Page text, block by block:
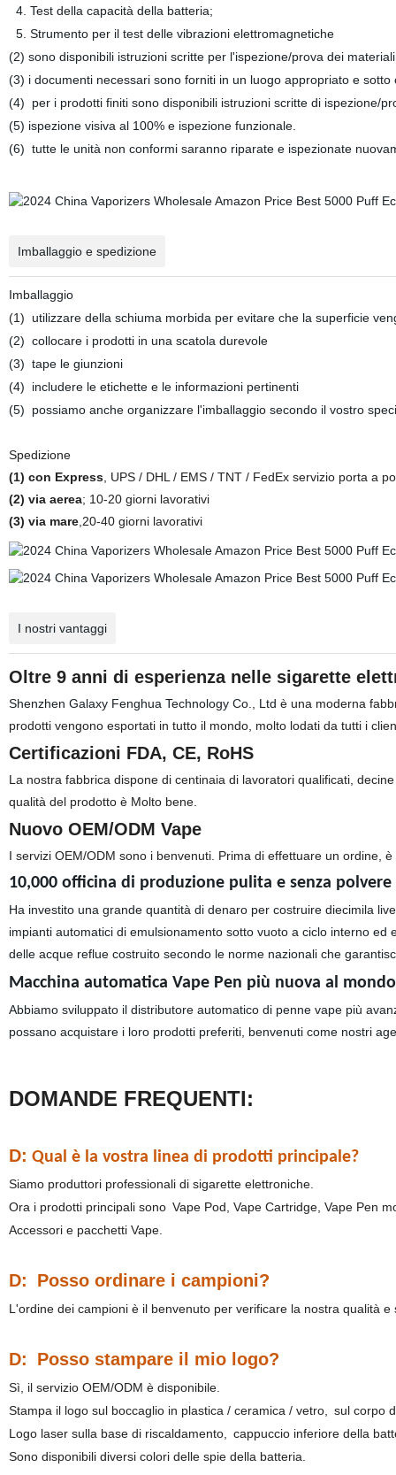
4. Test della capacità della batteria;
5. Strumento per il test delle vibrazioni elettromagnetiche
(2) sono disponibili istruzioni scritte per l'ispezione/prova dei
(3) i documenti necessari sono forniti in un luogo appropriato e sotto
(4)
per i prodotti finiti sono disponibili istruzioni scritte di ispezione/
(5) ispezione visiva al 100% e ispezione funzionale.
(6) tutte le unità non conformi saranno riparate e ispezionate
Imballaggio e spedizione
Imballaggio
(1)
utilizzare della schiuma morbida per evitare che la superficie
(2) collocare i prodotti in una scatola durevole
(3) tape le giunzioni
(4)
includere le etichette e le informazioni pertinenti
(5)
possiamo anche organizzare l'imballaggio secondo il vostro
Spedizione
(1) con Express, UPS / DHL / EMS / TNT / FedEx servizio porta a
(2) via aerea; 10-20 giorni lavorativi
(3) via mare,20-40 giorni lavorativi
I nostri vantaggi
Oltre 9 anni di esperienza nelle sigarette
Shenzhen Galaxy Fenghua Technology Co., Ltd è una moderna
prodotti vengono esportati in tutto il mondo, molto lodati da tutti i
Certificazioni FDA, CE, RoHS
La nostra fabbrica dispone di centinaia di lavoratori qualificati,
qualità del prodotto è Molto bene.
Nuovo OEM/ODM Vape
I servizi OEM/ODM sono i benvenuti. Prima di effettuare un ordine,
10,000 officina di produzione pulita e senza polvere
Ha investito una grande quantità di denaro per costruire diecimila
impianti automatici di emulsionamento sotto vuoto a ciclo interno
delle acque reflue costruito secondo le norme nazionali che
Macchina automatica Vape Pen più nuova al mondo
Abbiamo sviluppato il distributore automatico di penne vape più
possano acquistare i loro prodotti preferiti, benvenuti come nostri
DOMANDE FREQUENTI:
D: Qual è la vostra linea di prodotti principale?
Siamo produttori professionali di sigarette elettroniche.
Ora i prodotti principali sono Vape Pod, Vape Cartridge, Vape Pen
Accessori e pacchetti Vape.
D: Posso ordinare i campioni?
L'ordine dei campioni è il benvenuto per verificare la nostra qualità e
D: Posso stampare il mio logo?
Sì, il servizio OEM/ODM è disponibile.
Stampa il logo sul boccaglio in plastica / ceramica / vetro,
sul corpo
Logo laser sulla base di riscaldamento,
cappuccio inferiore della
Sono disponibili diversi colori delle spie della batteria.